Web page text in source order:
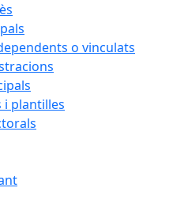
o vinculats
i plantilles